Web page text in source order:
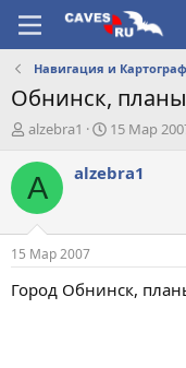
Навигация и
Обнинск,
А
т
о
т
е
м
ы
alzebra1
Д
т
а
л
15 Мар
A alzebra1
15 Мар 2007
Город Обнинск,